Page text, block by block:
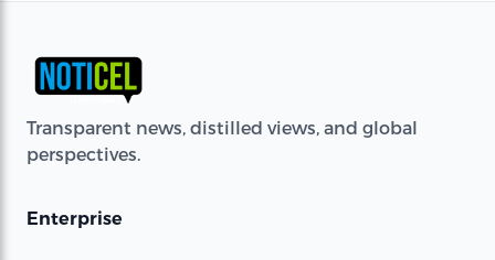
Transparent news, distilled views, and global
perspectives.
Enterprise